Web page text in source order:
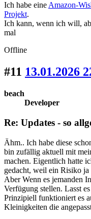
Ich habe eine Amazon-
Projekt.
Ich kann, wenn ich will,
mal
Offline
#11 13.01.2026
beach
Developer
Re: Updates - so
Ähm.. Ich habe diese
bin zufällig aktuell mit
machen. Eigentlich hatte
gedacht, weil ein Risiko
Aber Wenn es jemanden
Verfügung stellen. Lasst
Prinzipiell funktioniert es
Kleinigkeiten die